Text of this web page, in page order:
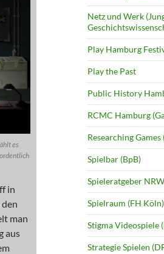
es
in
man
aus
Netz und Werk
Play Hamburg
Play the Past
Public History
RCMC Hamburg
Researching Games
Spielbar (BpB)
Spieleratgeber NRW
Spielraum (FH Köln)
Stigma Videospiele
Strategie Spielen